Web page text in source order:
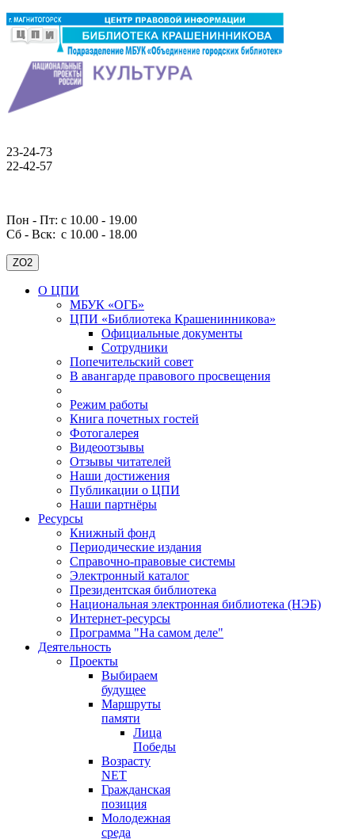
23-24-73
22-42-57
Пон - Пт: с 10.00 - 19.00
Сб - Вск: с 10.00 - 18.00
ZO2
О ЦПИ
МБУК «ОГБ»
ЦПИ «Библиотека Крашенинникова»
Официальные документы
Сотрудники
Попечительский совет
В авангарде правового просвещения
Режим работы
Книга почетных гостей
Фотогалерея
Видеоотзывы
Отзывы читателей
Наши достижения
Публикации о ЦПИ
Наши партнёры
Ресурсы
Книжный фонд
Периодические издания
Справочно-правовые системы
Электронный каталог
Президентская библиотека
Национальная электронная библиотека (НЭБ)
Интернет-ресурсы
Программа "На самом деле"
Деятельность
Проекты
Выбираем
будущее
Маршруты
памяти
Лица
Победы
Возрасту
NET
Гражданская
позиция
Молодежная
среда